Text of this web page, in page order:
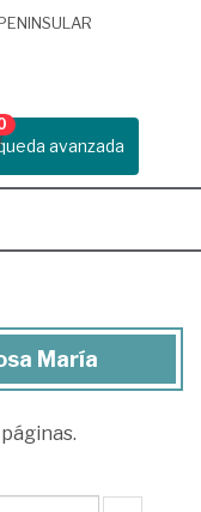
avanzada
María
páginas.